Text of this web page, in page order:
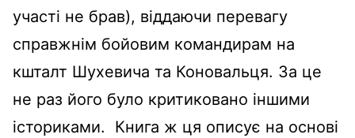
участі не брав), віддаючи перевагу
справжнім бойовим командирам на
кшталт Шухевича та Коновальця. За це
не раз його було критиковано іншими
істориками. Книга ж ця описує на основі